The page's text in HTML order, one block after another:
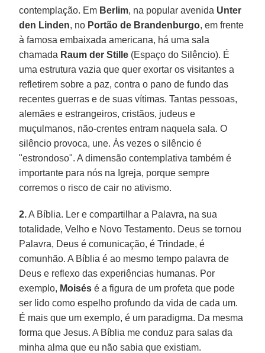
contemplação. Em Berlim, na popular avenida Unter
den Linden, no Portão de Brandenburgo, em frente
à famosa embaixada americana, há uma sala
chamada Raum der Stille (Espaço do Silêncio). É
uma estrutura vazia que quer exortar os visitantes a
refletirem sobre a paz, contra o pano de fundo das
recentes guerras e de suas vítimas. Tantas pessoas,
alemães e estrangeiros, cristãos, judeus e
muçulmanos, não-crentes entram naquela sala. O
silêncio provoca, une. Às vezes o silêncio é
"estrondoso". A dimensão contemplativa também é
importante para nós na Igreja, porque sempre
corremos o risco de cair no ativismo.
2.A Bíblia. Ler e compartilhar a Palavra, na sua
totalidade, Velho e Novo Testamento. Deus se tornou
Palavra, Deus é comunicação, é Trindade, é
comunhão. A Bíblia é ao mesmo tempo palavra de
Deus e reflexo das experiências humanas. Por
exemplo, Moisés é a figura de um profeta que pode
ser lido como espelho profundo da vida de cada um.
É mais que um exemplo, é um paradigma. Da mesma
forma que Jesus. A Bíblia me conduz para salas da
minha alma que eu não sabia que existiam.